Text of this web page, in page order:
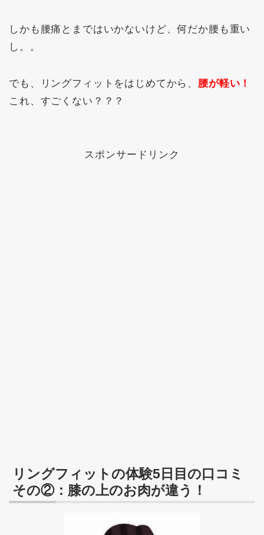
しかも腰痛とまではいかないけど、何だか腰も重い
し。。
でも、リングフィットをはじめてから、 腰が軽い！
これ、すごくない？？？
スポンサードリンク
リングフィットの体験5日目の口コミ
その②：膝の上のお肉が違う！